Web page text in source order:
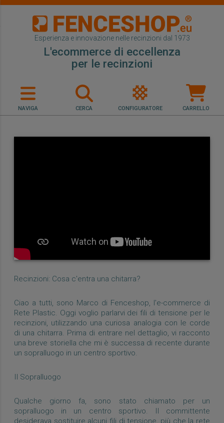
Esperienza e innovazione nelle recinzioni dal 1973
L'ecommerce di eccellenza
per le recinzioni
NAVIGA CERCA CONFIGURATORE CARRELLO
Recinzioni: Cosa c'entra una chitarra?
Ciao a tutti, sono Marco di Fenceshop, l'e-commerce di
Rete Plastic. Oggi voglio parlarvi dei fili di tensione per le
recinzioni, utilizzando una curiosa analogia con le corde
di una chitarra. Prima di entrare nel dettaglio, vi racconto
una breve storiella che mi è successa di recente durante
un sopralluogo in un centro sportivo.
Il Sopralluogo
Qualche giorno fa, sono stato chiamato per un
sopralluogo in un centro sportivo. Il committente
desiderava sostituire alcuni fili di tensione, più che la rete